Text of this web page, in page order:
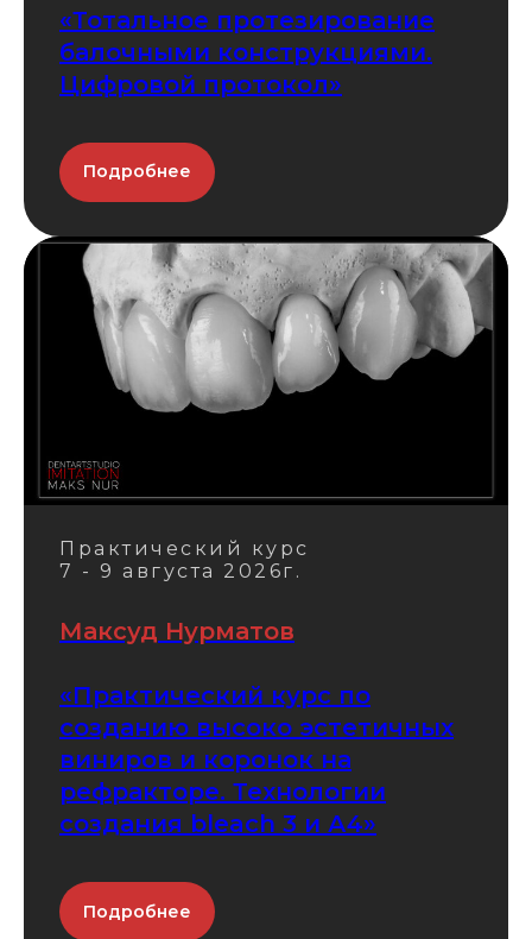
«Тотальное протезирование
балочными конструкциями.
Цифровой протокол»
Подробнее
Практический курс
7 - 9 августа 2026г.
Максуд Нурматов
«Практический курс по
созданию высоко эстетичных
виниров и коронок на
рефракторе. Технологии
создания bleach 3 и А4»
Подробнее